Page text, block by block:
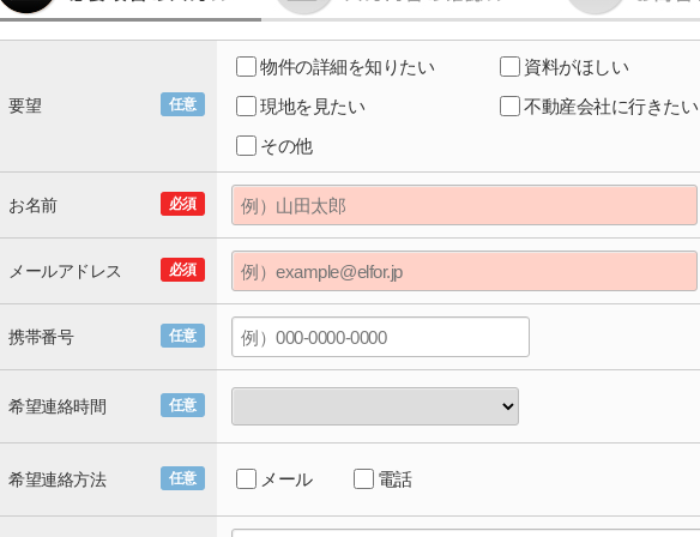
任意
要望
物件の詳細を知りたい
資料がほしい
現地を見たい
不動産会社に行きたい
その他
必須
お名前
必須
メールアドレス
任意
携帯番号
任意
希望連絡時間
任意
希望連絡方法 メール 電話